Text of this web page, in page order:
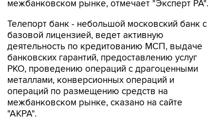
межбанковском рынке, отмечает "Эксперт РА".
Телепорт банк - небольшой московский банк с
базовой лицензией, ведет активную
деятельность по кредитованию МСП, выдаче
банковских гарантий, предоставлению услуг
РКО, проведению операций с драгоценными
металлами, конверсионных операций и
операций по размещению средств на
межбанковском рынке, сказано на сайте
"АКРА".